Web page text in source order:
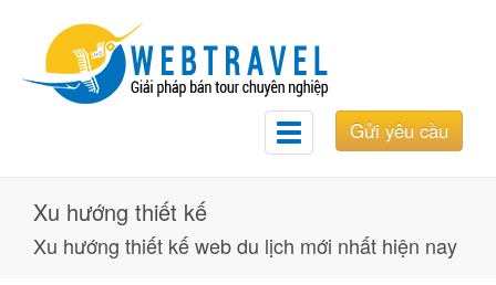
Gửi yêu cầu
Toggle
navigation
Xu hướng thiết kế
Xu hướng thiết kế web du lịch mới nhất hiện nay